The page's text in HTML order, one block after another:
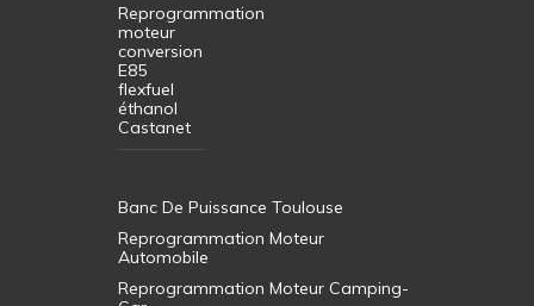
Reprogrammation
moteur
conversion
E85
flexfuel
éthanol
Castanet
Banc De Puissance Toulouse
Reprogrammation Moteur
Automobile
Reprogrammation Moteur Camping-